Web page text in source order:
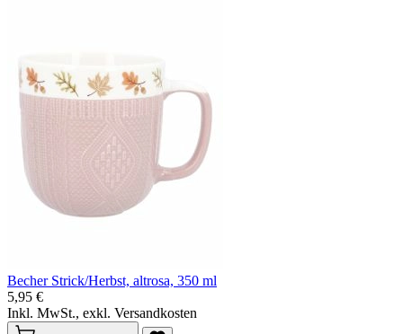
Becher Strick/Herbst, altrosa, 350 ml
5,95 €
Inkl. MwSt., exkl. Versandkosten